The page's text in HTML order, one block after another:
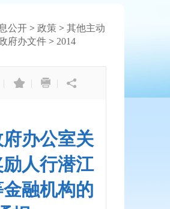
公开 > 政策 > 其他主动
府办文件 > 2014
| | |
办公室关
人行潜江
融机构的